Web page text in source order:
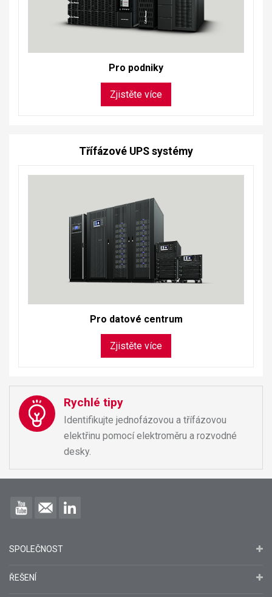
Pro podniky
Zjistěte více
Třífázové UPS systémy
Pro datové centrum
Zjistěte více
Rychlé tipy
Identifikujte jednofázovou a třífázovou
elektřinu pomocí elektroměru a rozvodné
desky.
SPOLEČNOST
ŘEŠENÍ